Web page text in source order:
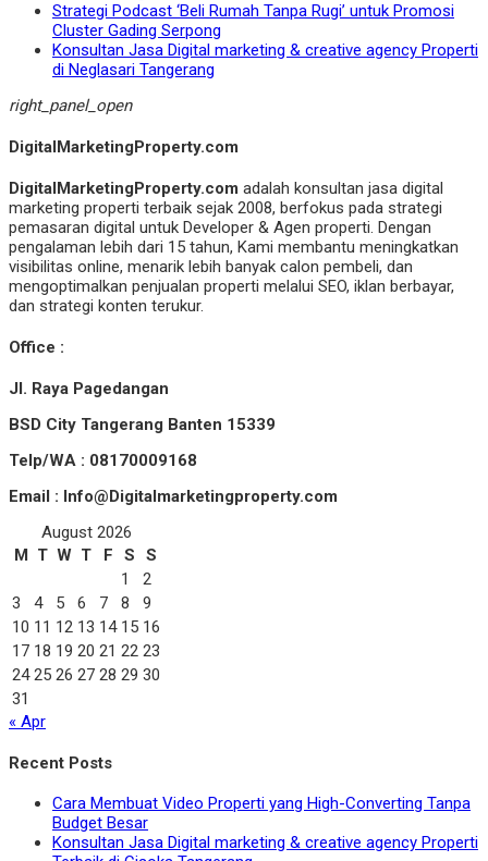
Strategi Podcast ‘Beli Rumah Tanpa Rugi’ untuk Promosi
Cluster Gading Serpong
Konsultan Jasa Digital marketing & creative agency Properti
di Neglasari Tangerang
right_panel_open
DigitalMarketingProperty.com
DigitalMarketingProperty.com adalah konsultan jasa digital
marketing properti terbaik sejak 2008, berfokus pada strategi
pemasaran digital untuk Developer & Agen properti. Dengan
pengalaman lebih dari 15 tahun, Kami membantu meningkatkan
visibilitas online, menarik lebih banyak calon pembeli, dan
mengoptimalkan penjualan properti melalui SEO, iklan berbayar,
dan strategi konten terukur.
Office :
Jl. Raya Pagedangan
BSD City Tangerang Banten 15339
Telp/WA : 08170009168
Email : Info@Digitalmarketingproperty.com
August 2026
M T W T F S
S
1
2
3
4 5 6 7 8
9
10 11 12 13 14 15 16
17 18 19 20 21 22 23
24 25 26 27 28 29 30
31
« Apr
Recent Posts
Cara Membuat Video Properti yang High-Converting Tanpa
Budget Besar
Konsultan Jasa Digital marketing & creative agency Properti